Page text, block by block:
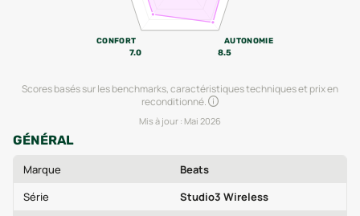
AUTONOMIE
8.5
CONFORT
7.0
Scores basés sur les benchmarks, caractéristiques techniques et prix en
reconditionné.
Mis à jour : Mai 2026
GÉNÉRAL
Marque
Beats
Série
Studio3 Wireless